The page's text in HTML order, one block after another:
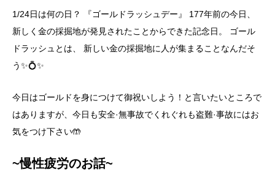
1/24日は何の日？ 『ゴールドラッシュデー』 177年前の今日、
新しく金の採掘地が発見されたことからできた記念日。 ゴール
ドラッシュとは、 新しい金の採掘地に人が集まることなんだそ
う✨💍✨
今日はゴールドを身につけて御祝いしよう！と言いたいところで
はありますが、今日も安全·無事故でくれぐれも盗難·事故にはお
気をつけ下さい🤲
~慢性疲労のお話~